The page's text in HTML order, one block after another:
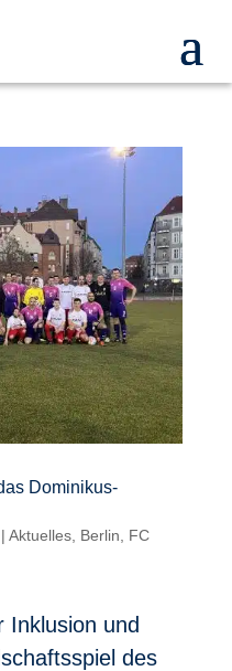
Dominikus-
| Aktuelles, Berlin
FC
Inklusion und
des